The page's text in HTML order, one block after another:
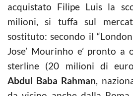
acquistato Filipe Luis la
milioni, si tuffa sul
sostituto: secondo il
Jose’ Mourinho e’ pronto
sterline (20 milioni di
Abdul Baba Rahman,